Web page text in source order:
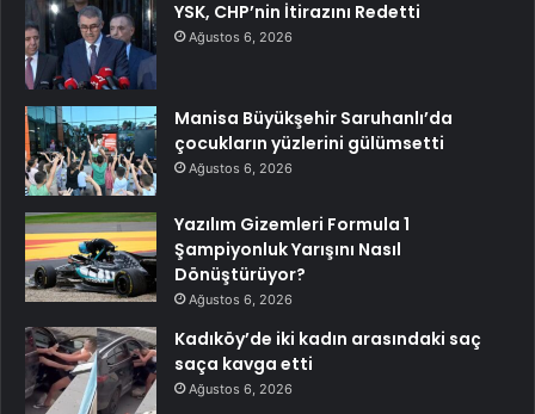
YSK, CHP’nin İtirazını Redetti
Ağustos 6, 2026
Manisa Büyükşehir Saruhanlı’da
çocukların yüzlerini gülümsetti
Ağustos 6, 2026
Yazılım Gizemleri Formula 1
Şampiyonluk Yarışını Nasıl
Dönüştürüyor?
Ağustos 6, 2026
Kadıköy’de iki kadın arasındaki saç
saça kavga etti
Ağustos 6, 2026